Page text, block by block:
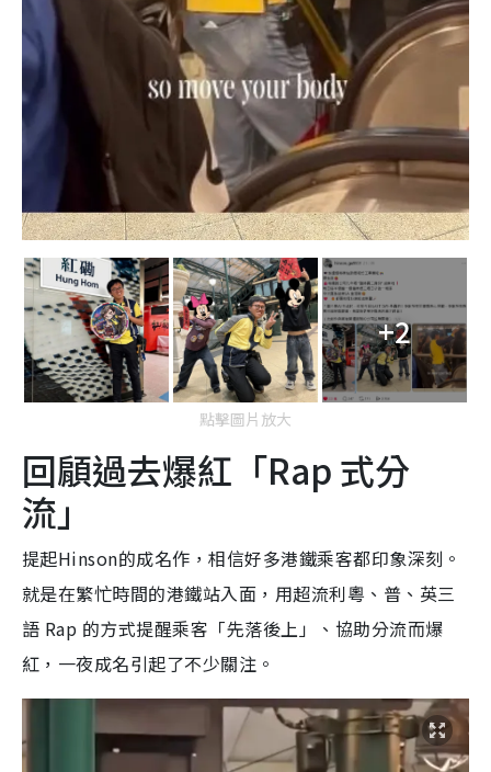
+2
點擊圖片放大
回顅過去爆紅「Rap 式分
流」
提起Hinson的成名作，相信好多港鐵乘客都印象深刻。
就是在繁忙時間的港鐵站入面，用超流利粵、普、英三
語 Rap 的方式提醒乘客「先落後上」、協助分流而爆
紅，一夜成名引起了不少關注。